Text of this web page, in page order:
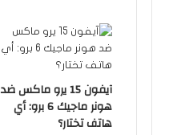
آيفون 15 يرو ماكس ضد
هونر ماجيك 6 برو: أي
هاتف تختار؟